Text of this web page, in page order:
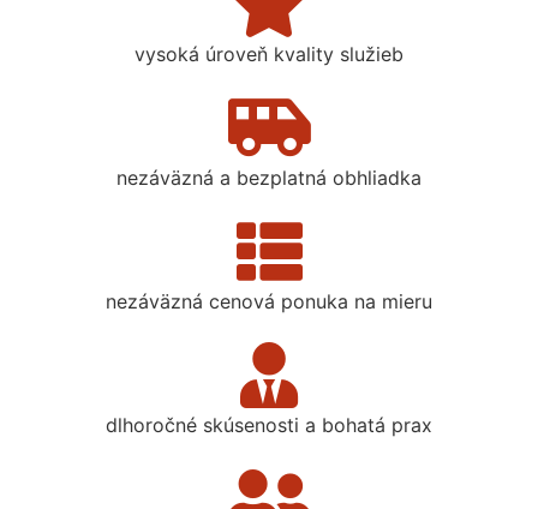
vysoká úroveň kvality služieb
nezáväzná a bezplatná obhliadka
nezáväzná cenová ponuka na mieru
dlhoročné skúsenosti a bohatá prax